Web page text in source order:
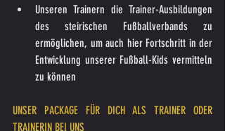
Unseren Trainern die Trainer-Ausbildungen
des steirischen Fußballverbands zu
ermöglichen, um auch hier Fortschritt in der
Entwicklung unserer Fußball-Kids vermitteln
zu können
UNSER PACKAGE FÜR DICH ALS TRAINER ODER
TRAINERIN BEI UNS